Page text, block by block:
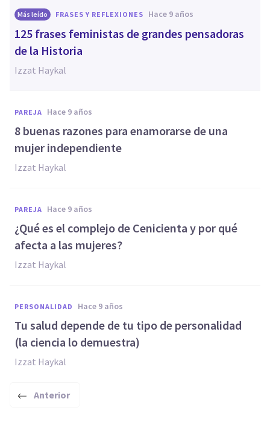
Más leído FRASES Y REFLEXIONES hace 9 años
125 frases feministas de grandes pensadoras
de la Historia
Izzat Haykal
PAREJA hace 9 años
8 buenas razones para enamorarse de una
mujer independiente
Izzat Haykal
PAREJA hace 9 años
¿Qué es el complejo de Cenicienta y por qué
afecta a las mujeres?
Izzat Haykal
PERSONALIDAD hace 9 años
Tu salud depende de tu tipo de personalidad
(la ciencia lo demuestra)
Izzat Haykal
Anterior